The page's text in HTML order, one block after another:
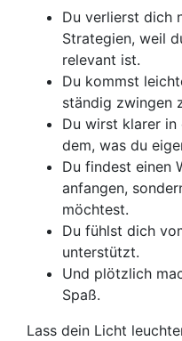
Du verlierst dich
Strategien, weil
relevant ist.
Du kommst
ständig zwingen
Du wirst klarer
dem, was du
Du findest einen
anfangen,
möchtest.
Du fühlst dich
unterstützt.
Und plötzlich
Spaß.
Lass dein Licht